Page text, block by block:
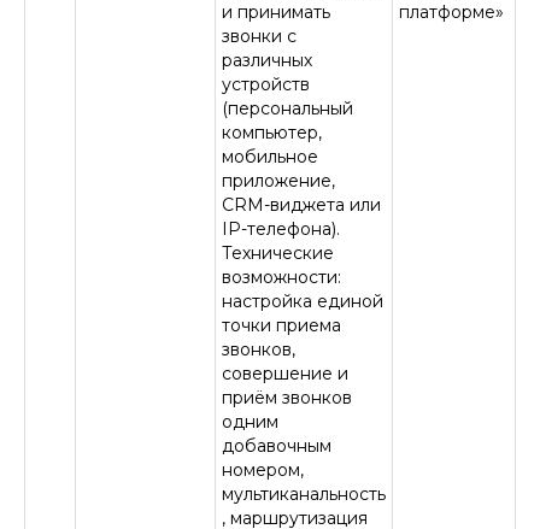
и принимать
звонки с
различных
устройств
(персональный
компьютер,
мобильное
приложение,
CRM-виджета или
IP-телефона).
Технические
возможности:
настройка единой
точки приема
звонков,
совершение и
приём звонков
одним
добавочным
номером,
мультиканальность
, маршрутизация
платформе»